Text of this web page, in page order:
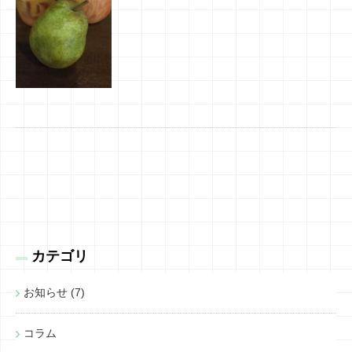
カテゴリ
お知らせ (7)
コラム